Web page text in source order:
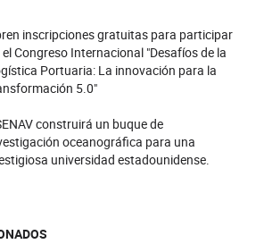
inscripciones gratuitas para participar
el Congreso Internacional "Desafíos de la
Portuaria: La innovación para la
5.0"
construirá un buque de
oceanográfica para una
universidad estadounidense.